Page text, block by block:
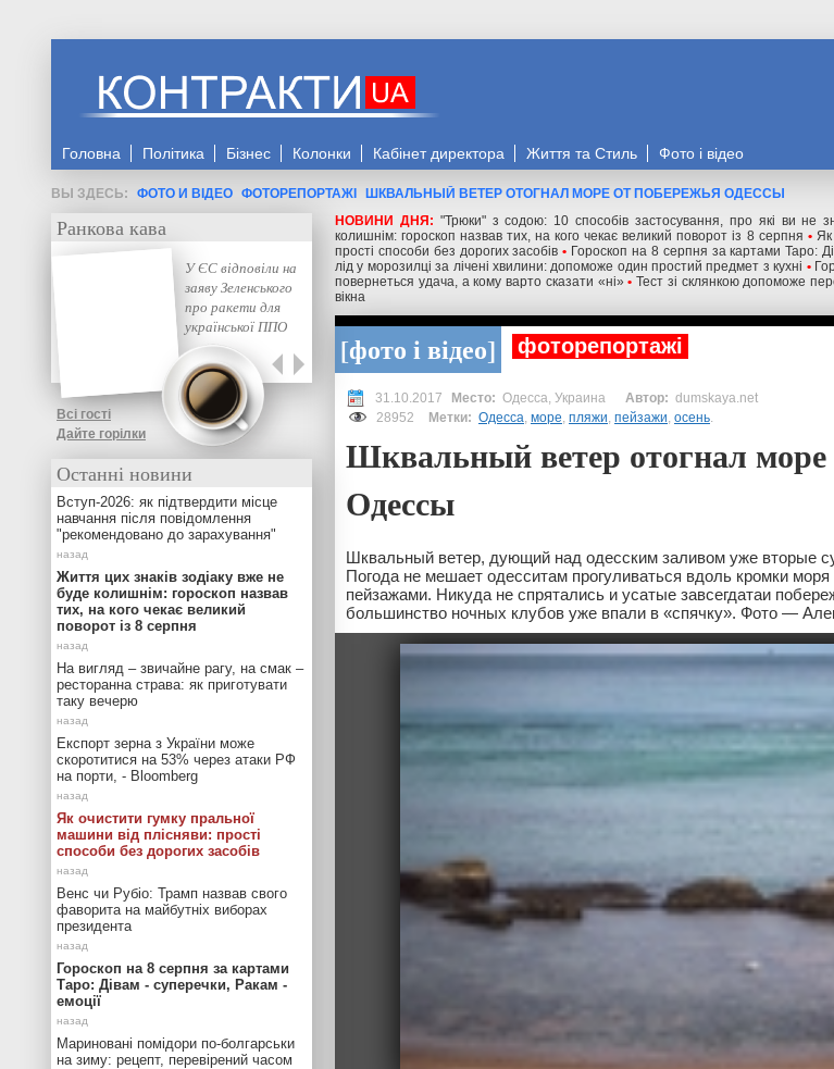
Головна Політика Бізнес Колонки Кабінет директора Життя та Стиль Фото і відео
ФОТО И ВІДЕО ФОТОРЕПОРТАЖІ
ШКВАЛЬНЫЙ ВЕТЕР ОТОГНАЛ МОРЕ ОТ ПОБЕРЕЖЬЯ ОДЕССЫ
НОВИНИ ДНЯ: "Трюки" з содою: 10 способів застосування, про які ви не
колишнім: гороскоп назвав тих, на кого чекає великий поворот із 8 серпня • Як
прості способи без дорогих засобів • Гороскоп на 8 серпня за картами Таро:
лід у морозилці за лічені хвилини: допоможе один простий предмет з кухні •
повернеться удача, а кому варто сказати «ні» • Тест зі склянкою допоможе
вікна
фото і відео фоторепортажі
31.10.2017 Одесса, Украина
dumskaya.net
28952
Метки: Одесса, море, пляжи, пейзажи, осень.
Шквальный ветер отогнал море
Одессы
Шквальный ветер, дующий над одесским заливом уже вторые
Погода не мешает одесситам прогуливаться вдоль кромки
пейзажами. Никуда не спрятались и усатые завсегдатаи
большинство ночных клубов уже впали в «спячку». Фото —
Ранкова кава
У ЄС відповіли на
заяву Зеленського
про ракети для
української ППО
Всі гості
Дайте горілки
Останні новини
Вступ-2026: як підтвердити місце
навчання після повідомлення
"рекомендовано до зарахування"
Життя цих знаків зодіаку вже не
буде колишнім: гороскоп назвав
тих, на кого чекає великий
поворот із 8 серпня
На вигляд – звичайне рагу, на смак –
ресторанна страва: як приготувати
таку вечерю
Експорт зерна з України може
скоротитися на 53% через атаки РФ
на порти, - Bloomberg
Як очистити гумку пральної
машини від плісняви: прості
способи без дорогих засобів
Венс чи Рубіо: Трамп назвав свого
фаворита на майбутніх виборах
президента
Гороскоп на 8 серпня за картами
Таро: Дівам - суперечки, Ракам -
емоції
Мариновані помідори по-болгарськи
на зиму: рецепт, перевірений часом